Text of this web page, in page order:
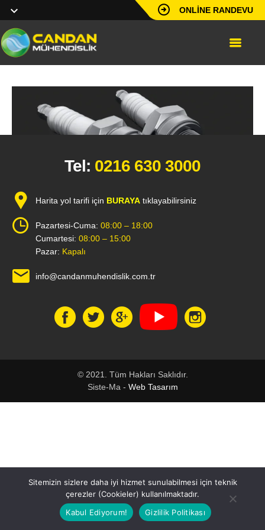
ONLINE RANDEVU
Tel: 0216 630 3000
Harita yol tarifi için BURAYA tıklayabilirsiniz
Pazartesi-Cuma: 08:00 – 18:00
Cumartesi: 08:00 – 15:00
Pazar: Kapalı
info@candanmuhendislik.com.tr
© 2021. Tüm Hakları Saklıdır.
Siste-Ma - Web Tasarım
Sitemizin sizlere daha iyi hizmet sunulabilmesi için teknik
çerezler (Cookieler) kullanılmaktadır.
Kabul Ediyorum!
Gizlilik Politikası